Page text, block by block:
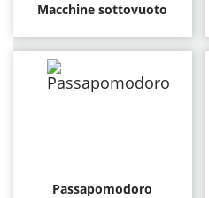
Macchine sottovuoto
Passapomodoro